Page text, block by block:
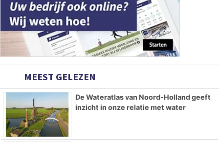
MEEST GELEZEN
De Wateratlas van Noord-Holland geeft
inzicht in onze relatie met water